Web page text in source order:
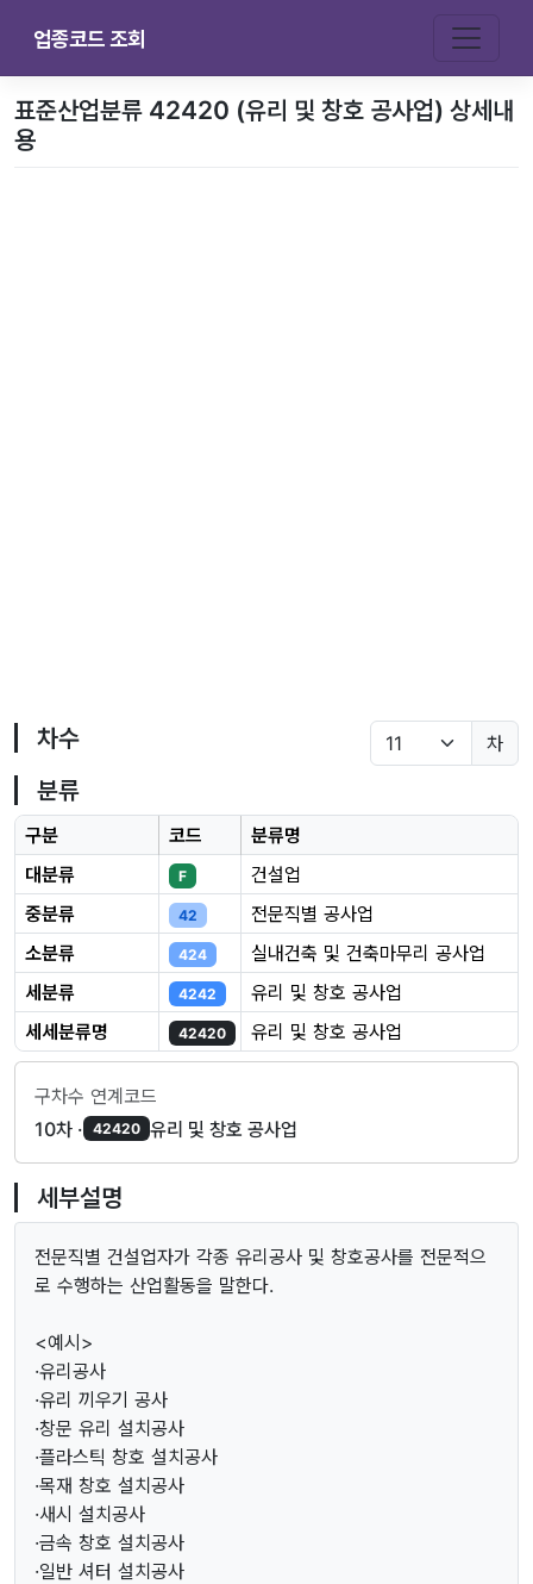
업종코드 조회
표준산업분류 42420 (유리 및 창호 공사업) 상세내
용
차수 차
분류
구분 코드
분류명
대분류
F
건설업
중분류
42
전문직별 공사업
소분류
424
실내건축 및 건축마무리 공사업
세분류
4242
유리 및 창호 공사업
세세분류명
42420 유리 및 창호 공사업
구차수 연계코드
10차 · 42420 유리 및 창호 공사업
세부설명
전문직별 건설업자가 각종 유리공사 및 창호공사를 전문적으
로 수행하는 산업활동을 말한다.
<예시>
·유리공사
·유리 끼우기 공사
·창문 유리 설치공사
·플라스틱 창호 설치공사
·목재 창호 설치공사
·새시 설치공사
·금속 창호 설치공사
·일반 셔터 설치공사